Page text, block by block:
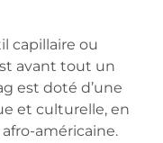
capillaire ou
avant tout un
est doté d’une
et culturelle, en
américaine.